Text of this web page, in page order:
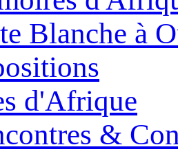
Blanche à
d'Afrique
&